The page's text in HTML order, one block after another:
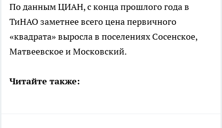
По данным ЦИАН, с конца прошлого года в
ТиНАО заметнее всего цена первичного
«квадрата» выросла в поселениях Сосенское,
Матвеевское и Московский.
Читайте также: